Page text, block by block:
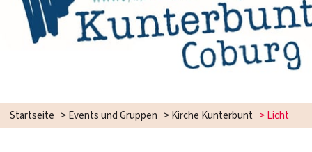
Startseite >Events und Gruppen >Kirche Kunterbunt >Licht